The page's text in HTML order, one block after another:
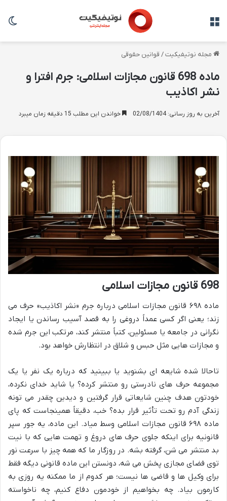
مجله نوتیفیکیت/ قوانین حقوقی
ماده 698 قانون مجازات اسلامی: جرم افترا و
نشر اکاذیب
آخرین به روز رسانی: 02/08/1404 خواندن این مطلب 15 دقیقه زمان میبرد
698 قانون مجازات اسلامی
ماده ۶۹۸ قانون مجازات اسلامی درباره جرم «نشر اکاذیب» حرف می
زند؛ یعنی اگر کسی عمداً دروغی را به قصد آسیب رساندن یا ایجاد
نگرانی در جامعه یا مسئولین، کتباً منتشر کند، مرتکب این جرم شده
و مجازات هایی مثل حبس و شلاق در انتظارش خواهد بود.
تاحالا شده شایعه ای بشنوید یا ببینید که درباره یک نفر یا یک
مجموعه حرف های نادرستی رو منتشر کرده؟ یا شاید خدای نکرده،
خودتون هدف چنین شایعاتی قرار گرفتین و دیدین چقدر می تونه
زندگی آدم رو تحت تأثیر قرار بده؟ خب، دقیقاً همینجاست که پای
ماده ۶۹۸ قانون مجازات اسلامی وسط میاد. این ماده، یه جور سپر
قانونیه برای اینکه جلوی حرف های دروغ و تهمت هایی که با نیت
بد منتشر می شن، گرفته بشه. در روزگار ما که همه چیز با سرعت نور
توی فضای مجازی پخش می شه، دونستن این ماده قانونی دیگه فقط
برای وکیل ها و قاضی ها نیست؛ هر کدوم از ما ممکنه یه روزی به
کارمون بیاد. چه بخواهیم از خودمون دفاع کنیم، چه ناخواسته